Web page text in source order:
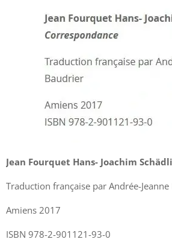
Jean Fourquet Hans- Joachim
Traduction française par Andrée-
Amiens 2017
ISBN 978-2-901121-93-0